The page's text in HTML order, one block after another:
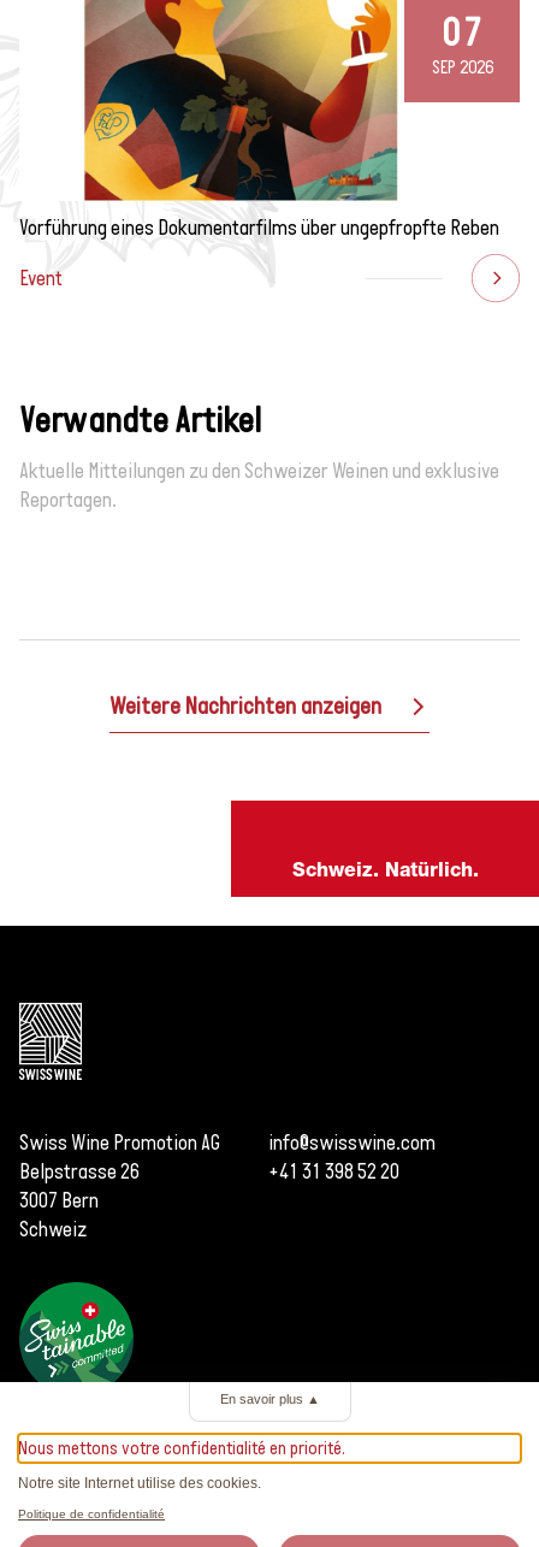
07
SEP 2026
Vorführung eines Dokumentarfilms über ungepfropfte Reben
Event
Verwandte Artikel
Aktuelle Mitteilungen zu den Schweizer Weinen und exklusive
Reportagen.
Weitere Nachrichten anzeigen
Schweiz. Natürlich.
Swiss Wine Promotion AG
Belpstrasse 26
3007 Bern
Schweiz
info@swisswine.com
+41 31 398 52 20
En savoir plus ▲
Nous mettons votre confidentialité en priorité.
Notre site Internet utilise des cookies.
Politique de confidentialité